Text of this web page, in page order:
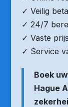
✓ Veilig
✓ 24/7
✓ Vaste
✓ Service
Boek
Hague